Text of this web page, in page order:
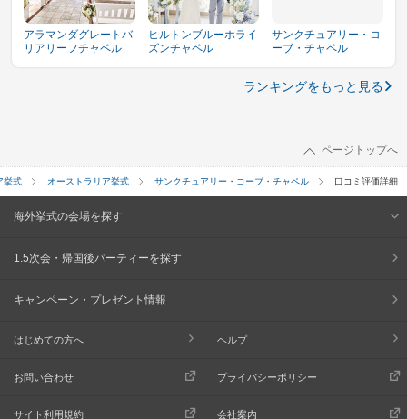
アラマンダグレートバ
リアリーフチャペル
ヒルトンブルーホライ
ズンチャペル
サンクチュアリー・コ
ーブ・チャペル
ランキングをもっと見る
ページトップへ
挙式 オーストラリア挙式 サンクチュアリー・コーブ・チャペル 口コミ評価詳細
海外挙式の会場を探す
1.5次会・帰国後パーティーを探す
キャンペーン・プレゼント情報
はじめての方へ ヘルプ
お問い合わせ プライバシーポリシー
サイト利用規約 会社案内